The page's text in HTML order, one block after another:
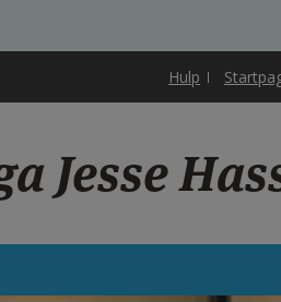
Hulp
Jesse